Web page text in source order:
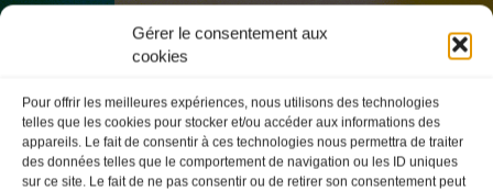
Gérer le consentement aux
cookies
Pour offrir les meilleures expériences, nous utilisons des technologies
telles que les cookies pour stocker et/ou accéder aux informations des
appareils. Le fait de consentir à ces technologies nous permettra de traiter
des données telles que le comportement de navigation ou les ID uniques
sur ce site. Le fait de ne pas consentir ou de retirer son consentement peut